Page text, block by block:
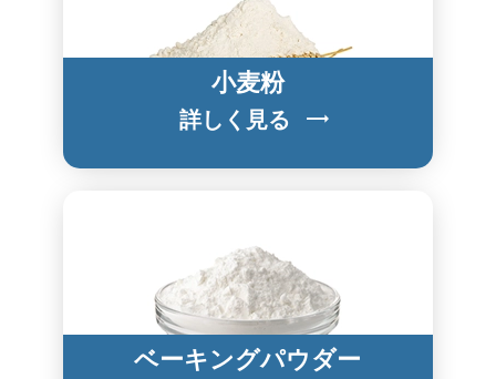
小麦粉
詳しく見る
ベーキングパウダー